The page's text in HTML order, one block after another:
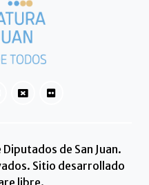
de San Juan.
Sitio desarrollado
libre.